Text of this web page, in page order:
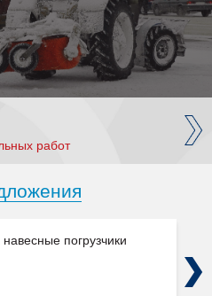
работ
погрузчики
Next